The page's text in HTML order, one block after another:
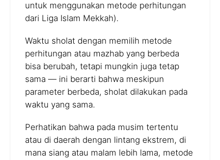
untuk menggunakan metode perhitungan
dari Liga Islam Mekkah).
Waktu sholat dengan memilih metode
perhitungan atau mazhab yang berbeda
bisa berubah, tetapi mungkin juga tetap
sama — ini berarti bahwa meskipun
parameter berbeda, sholat dilakukan pada
waktu yang sama.
Perhatikan bahwa pada musim tertentu
atau di daerah dengan lintang ekstrem, di
mana siang atau malam lebih lama, metode